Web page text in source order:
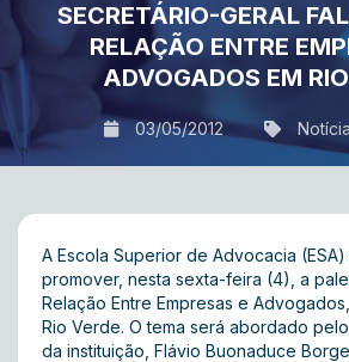
SECRETÁRIO-GERAL
RELAÇÃO ENTRE
ADVOGADOS EM
03/05/2012
A Escola Superior de Advocacia (ESA)
promover, nesta sexta-feira (4), a
Relação Entre Empresas e
Rio Verde. O tema será abordado
da instituição, Flávio Buonaduce